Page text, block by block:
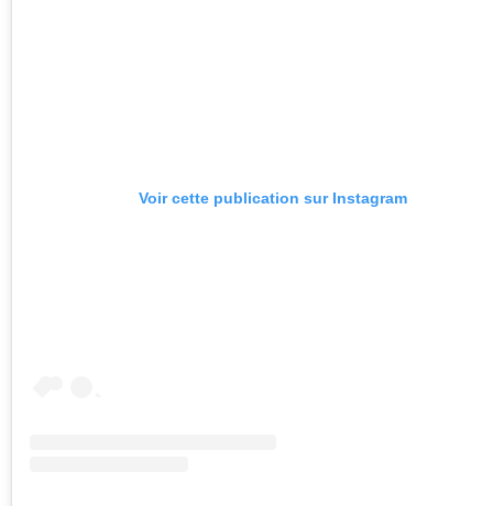
Voir cette publication sur Instagram